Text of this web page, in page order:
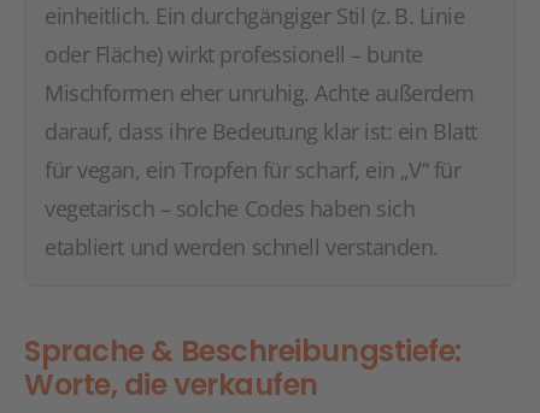
einheitlich. Ein durchgängiger Stil (z. B. Linie
oder Fläche) wirkt professionell – bunte
Mischformen eher unruhig. Achte außerdem
darauf, dass ihre Bedeutung klar ist: ein Blatt
für vegan, ein Tropfen für scharf, ein „V“ für
vegetarisch – solche Codes haben sich
etabliert und werden schnell verstanden.
Sprache & Beschreibungstiefe:
Worte, die verkaufen